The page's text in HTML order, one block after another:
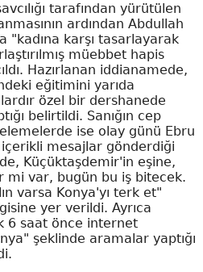
tarafından yürütülen
ardından Abdullah
"kadına karşı tasarlayarak
müebbet hapis
Hazırlanan iddianamede,
eğitimini yarıda
özel bir dershanede
belirtildi. Sanığın cep
ise olay günü Ebru
mesajlar gönderdiği
Küçüktaşdemir'in eşine,
mi var, bugün bu iş bitecek.
varsa Konya'yı terk et"
yer verildi. Ayrıca
6 saat önce internet
şeklinde aramalar yaptığı